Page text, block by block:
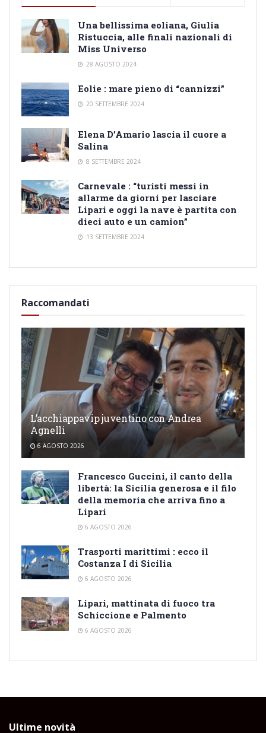
Una bellissima eoliana, Giulia
Ristuccia, alle finali nazionali di
Miss Universo
28 AGOSTO 2024
Eolie : mare pieno di “cannizzi”
20 SETTEMBRE 2024
Elena D’Amario lascia il cuore a
Salina
8 SETTEMBRE 2024
Carnevale : “turisti messi in
allarme da giorni per lasciare
Lipari e oggi la nave è partita con
dieci auto e un camion”
13 SETTEMBRE 2024
Raccomandati
L’acchiappavip juventino con Andrea
Agnelli
6 AGOSTO 2026
Francesco Guccini, il canto della
libertà: la Sicilia generosa e il filo
della memoria che arriva fino a
Lipari
6 AGOSTO 2026
Trasporti marittimi : ecco il
Costanza I di Sicilia
6 AGOSTO 2026
Lipari, mattinata di fuoco tra
Schiccione e Palmento
6 AGOSTO 2026
Ultime novità